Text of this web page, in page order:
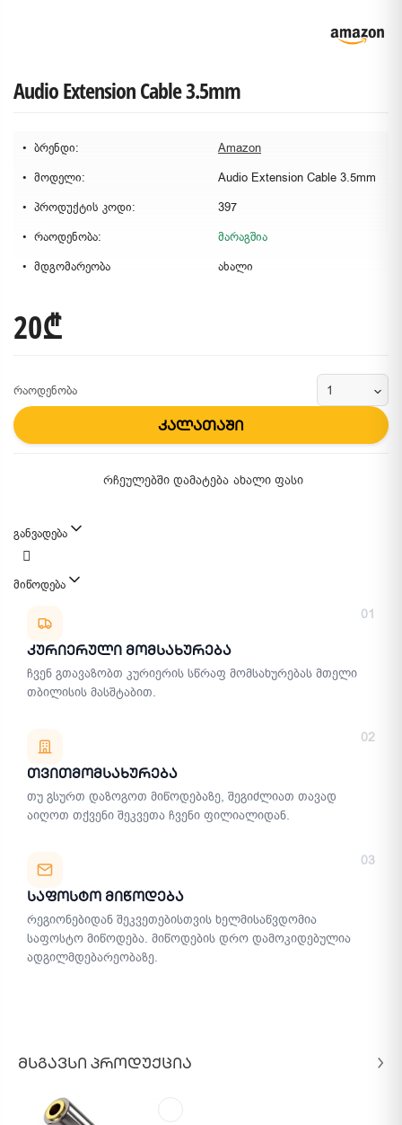
Audio Extension Cable 3.5mm
ბრენდი:
Amazon
მოდელი:
Audio Extension Cable 3.5mm
პროდუქტის კოდი:
397
რაოდენობა:
მარაგშია
მდგომარეობა
ახალი
20₾
რაოდენობა
კალათაში
რჩეულებში დამატება ახალი ფასი
განვადება
მიწოდება
01
Კურიერული Მომსახურება
ჩვენ გთავაზობთ კურიერის სწრაფ მომსახურებას მთელი
თბილისის მასშტაბით.
02
Თვითმომსახურება
თუ გსურთ დაზოგოთ მიწოდებაზე, შეგიძლიათ თავად
აიღოთ თქვენი შეკვეთა ჩვენი ფილიალიდან.
03
Საფოსტო Მიწოდება
რეგიონებიდან შეკვეთებისთვის ხელმისაწვდომია
საფოსტო მიწოდება. მიწოდების დრო დამოკიდებულია
ადგილმდებარეობაზე.
ᲛᲡᲒᲐᲕᲡᲘ ᲞᲠᲝᲓᲣᲥᲪᲘᲐ